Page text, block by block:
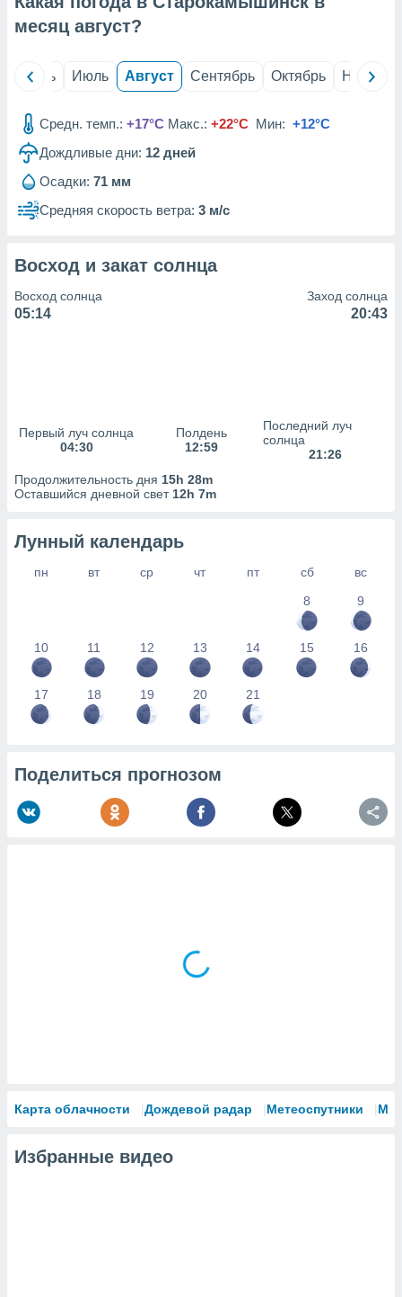
из
данных
наших 1199
месяц август?
Июнь Июль Август Сентябрь Октябрь Ноябрь
Средн. темп.: +17°C Макс.: +22°C Мин: +12°C
Дождливые дни: 12 дней
Осадки: 71 мм
Средняя скорость ветра: 3 м/с
Восход и закат солнца
Восход солнца
05:14
Заход солнца
20:43
Первый луч солнца
04:30
Полдень
12:59
Последний луч
солнца
21:26
Продолжительность дня 15h 28m
Оставшийся дневной свет 12h 7m
Лунный календарь
пн вт ср чт пт сб
вс
8
9
10 11 12 13 14 15 16
17 18 19 20 21
Поделиться прогнозом
Карта облачности Дождевой радар Метеоспутники
Избранные видео